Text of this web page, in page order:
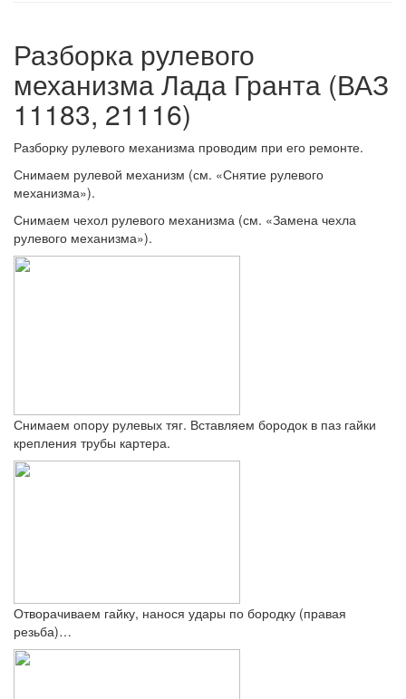
Разборка рулевого
механизма Лада Гранта (ВАЗ
11183, 21116)
Разборку рулевого механизма проводим при его ремонте.
Снимаем рулевой механизм (см. «Снятие рулевого
механизма»).
Снимаем чехол рулевого механизма (см. «Замена чехла
рулевого механизма»).
Снимаем опору рулевых тяг. Вставляем бородок в паз гайки
крепления трубы картера.
Отворачиваем гайку, нанося удары по бородку (правая
резьба)…